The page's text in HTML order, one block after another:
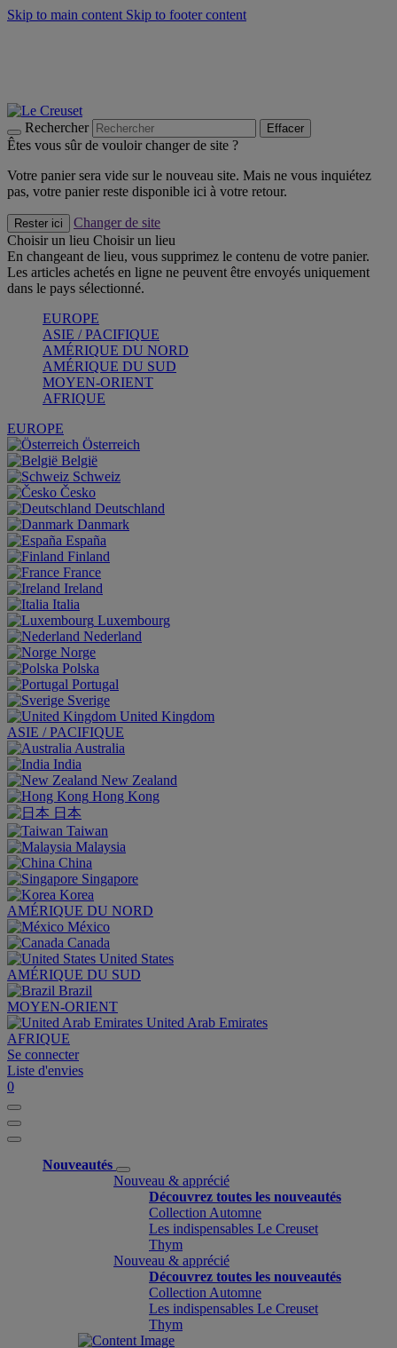
Skip to main content Skip to footer content
Rechercher Effacer
Êtes vous sûr de vouloir changer de site ?
Votre panier sera vide sur le nouveau site. Mais ne vous inquiétez
pas, votre panier reste disponible ici à votre retour.
Rester ici
Changer de site
Choisir un lieu Choisir un lieu
En changeant de lieu, vous supprimez le contenu de votre panier.
Les articles achetés en ligne ne peuvent être envoyés uniquement
dans le pays sélectionné.
EUROPE
ASIE / PACIFIQUE
AMÉRIQUE DU NORD
AMÉRIQUE DU SUD
MOYEN-ORIENT
AFRIQUE
EUROPE
Österreich
België
Schweiz
Česko
Deutschland
Danmark
España
Finland
France
Ireland
Italia
Luxembourg
Nederland
Norge
Polska
Portugal
Sverige
United Kingdom
ASIE / PACIFIQUE
Australia
India
New Zealand
Hong Kong
日本
Taiwan
Malaysia
China
Singapore
Korea
AMÉRIQUE DU NORD
México
Canada
United States
AMÉRIQUE DU SUD
Brazil
MOYEN-ORIENT
United Arab Emirates
AFRIQUE
Se connecter
Liste d'envies
0
Nouveautés
Nouveau & apprécié
Découvrez toutes les nouveautés
Collection Automne
Les indispensables Le Creuset
Thym
Nouveau & apprécié
Découvrez toutes les nouveautés
Collection Automne
Les indispensables Le Creuset
Thym